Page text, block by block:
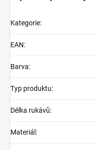
Kategorie:
EAN:
Barva:
Typ produktu:
Délka rukávů:
Materiál :